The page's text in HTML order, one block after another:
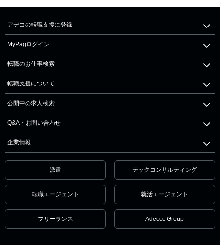
アデコの転職支援に登録
MyPagログイン
転職のお仕事検索
転職支援について
公開中の求人検索
Q&A・お問い合わせ
企業情報
派遣 テックコンサルティング
転職エージェント 就活エージェント
フリーランス Adecco Group